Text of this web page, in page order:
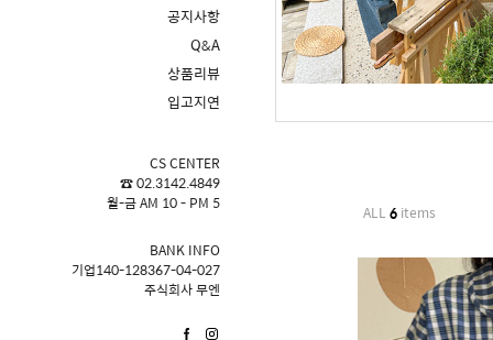
공지사항
Q&A
상품리뷰
입고지연
CS CENTER
☎ 02.3142.4849
월-금 AM 10 - PM 5
BANK INFO
기업140-128367-04-027
주식회사 무엔
ALL 6 items